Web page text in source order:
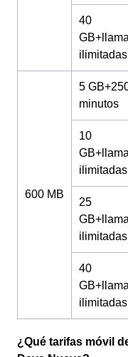
40
ilimitadas
600 MB
5
minutos
10
ilimitadas
25
ilimitadas
40
ilimitadas
¿Qué tarifas móvil